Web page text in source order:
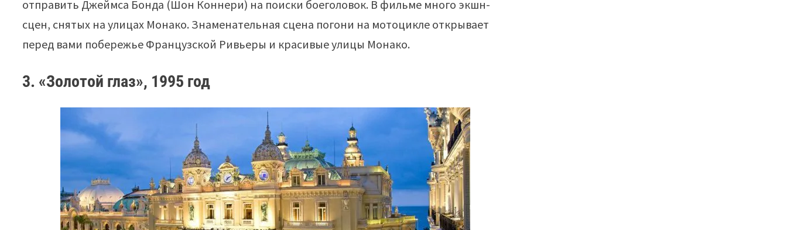
отправить Джеймса Бонда (Шон Коннери) на поиски боеголовок. В фильме много экшн-
сцен, снятых на улицах Монако. Знаменательная сцена погони на мотоцикле открывает
перед вами побережье Французской Ривьеры и красивые улицы Монако.
3. «Золотой глаз», 1995 год